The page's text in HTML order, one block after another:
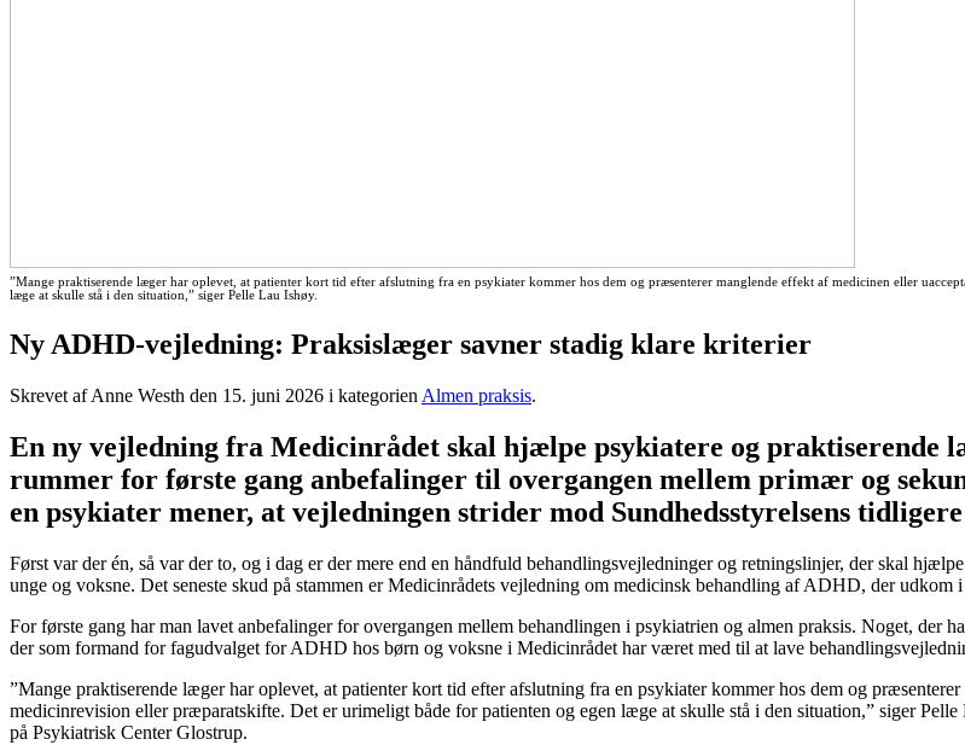
”Mange praktiserende læger har oplevet, at patienter kort tid efter afslutning fra en psykiater kommer hos dem og præsenterer manglende effekt af medicinen eller
læge at skulle stå i den situation,” siger Pelle Lau Ishøy.
Ny ADHD-vejledning: Praksislæger savner stadig klare kriterier
Skrevet af Anne Westh den 15. juni 2026 i kategorien Almen praksis.
En ny vejledning fra Medicinrådet skal hjælpe psykiatere og praktiserende
rummer for første gang anbefalinger til overgangen mellem primær og
en psykiater mener, at vejledningen strider mod Sundhedsstyrelsens
Først var der én, så var der to, og i dag er der mere end en håndfuld behandlingsvejledninger og retningslinjer, der skal
unge og voksne. Det seneste skud på stammen er Medicinrådets vejledning om medicinsk behandling af ADHD, der udkom
For første gang har man lavet anbefalinger for overgangen mellem behandlingen i psykiatrien og almen praksis. Noget, der
der som formand for fagudvalget for ADHD hos børn og voksne i Medicinrådet har været med til at lave
”Mange praktiserende læger har oplevet, at patienter kort tid efter afslutning fra en psykiater kommer hos dem og
medicinrevision eller præparatskifte. Det er urimeligt både for patienten og egen læge at skulle stå i den situation,” siger
på Psykiatrisk Center Glostrup.